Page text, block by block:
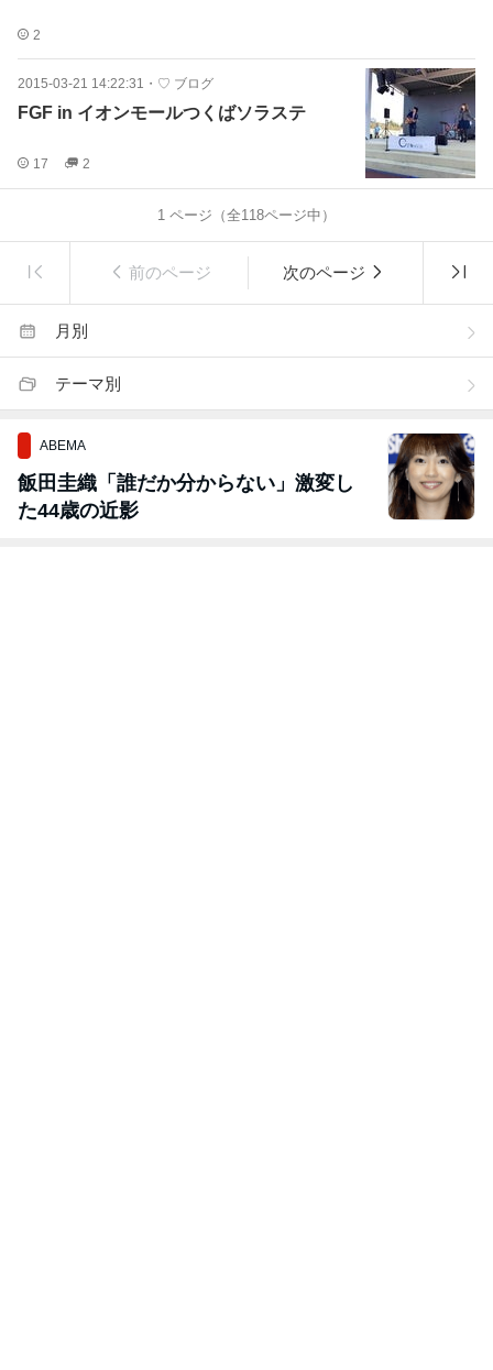
2
2015-03-21 14:22:31 ・ ♡ ブログ
FGF in イオンモールつくばソラステ
17 2
1 ページ（全118ページ中）
前のページ 次のページ
月別
テーマ別
ABEMA
飯田圭織「誰だか分からない」激変し
た44歳の近影